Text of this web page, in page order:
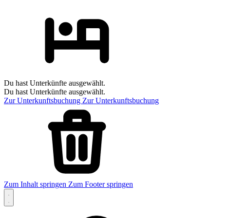
Du hast Unterkünfte ausgewählt.
Du hast Unterkünfte ausgewählt.
Zur Unterkunftsbuchung Zur Unterkunftsbuchung
Zum Inhalt springen Zum Footer springen